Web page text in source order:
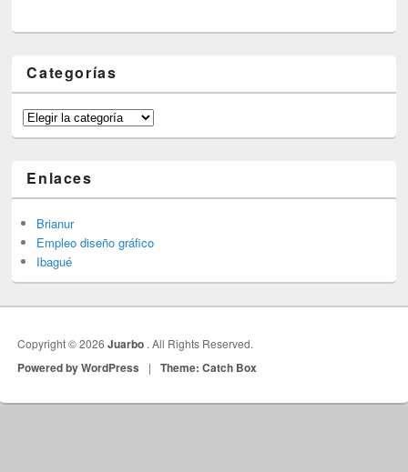
Categorías
Categorías
Enlaces
Brianur
Empleo diseño gráfico
Ibagué
Copyright © 2026Juarbo . All Rights Reserved.
Powered by WordPress | Theme: Catch Box